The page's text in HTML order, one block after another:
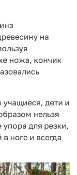
на
ножа, кончик
учащиеся, дети и
нельзя
упора для резки,
ноге и всегда